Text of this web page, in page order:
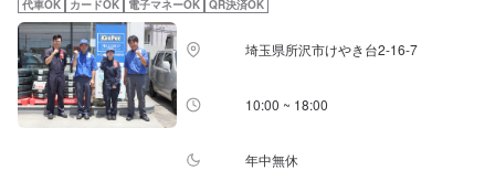
代車OK カードOK 電子マネーOK QR決済OK
埼玉県所沢市けやき台2-16-7
10:00 ~ 18:00
年中無休